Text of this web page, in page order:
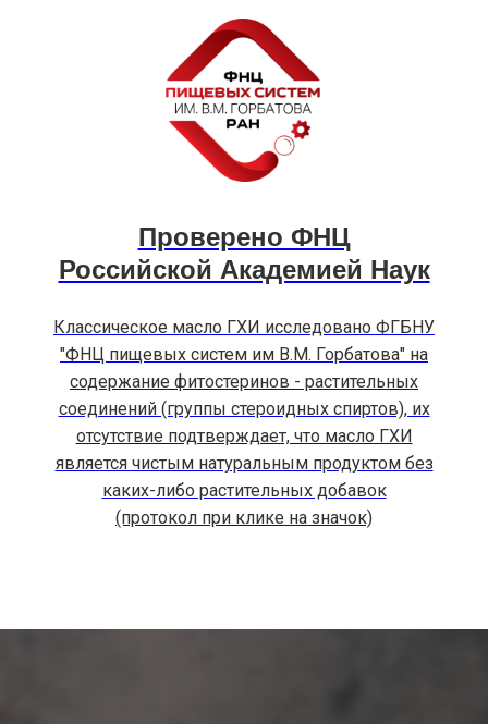
Проверено ФНЦ
Российской Академией Наук
Классическое масло ГХИ исследовано ФГБНУ
"ФНЦ пищевых систем им В.М. Горбатова" на
содержание фитостеринов - растительных
соединений (группы стероидных спиртов), их
отсутствие подтверждает, что масло ГХИ
является чистым натуральным продуктом без
каких-либо растительных добавок
(протокол при клике на значок)